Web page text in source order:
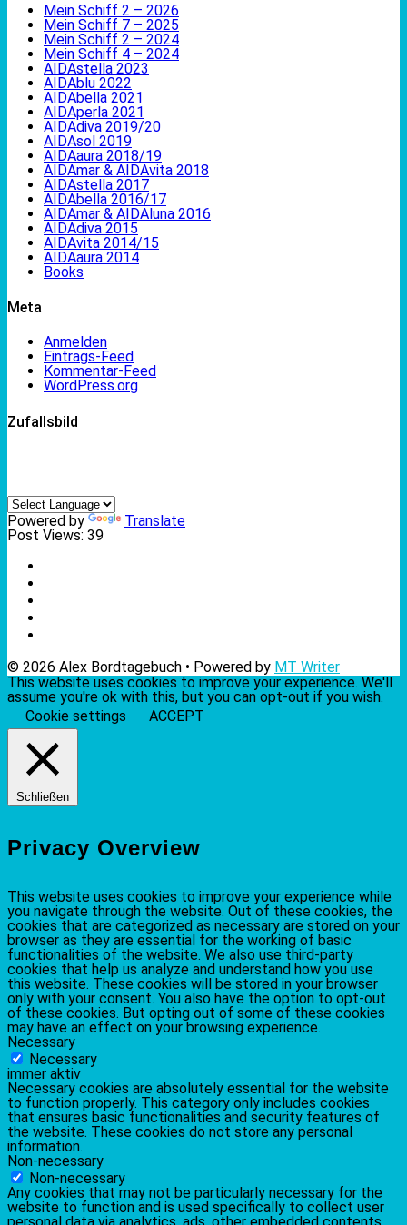
Mein Schiff 2 – 2026
Mein Schiff 7 – 2025
Mein Schiff 2 – 2024
Mein Schiff 4 – 2024
AIDAstella 2023
AIDAblu 2022
AIDAbella 2021
AIDAperla 2021
AIDAdiva 2019/20
AIDAsol 2019
AIDAaura 2018/19
AIDAmar & AIDAvita 2018
AIDAstella 2017
AIDAbella 2016/17
AIDAmar & AIDAluna 2016
AIDAdiva 2015
AIDAvita 2014/15
AIDAaura 2014
Books
Meta
Anmelden
Eintrags-Feed
Kommentar-Feed
WordPress.org
Zufallsbild
Powered by
Translate
Post Views: 39
© 2026 Alex Bordtagebuch • Powered by MT Writer
This website uses cookies to improve your experience. We'll
assume you're ok with this, but you can opt-out if you wish.
Cookie settings
ACCEPT
Schließen
Privacy Overview
This website uses cookies to improve your experience while
you navigate through the website. Out of these cookies, the
cookies that are categorized as necessary are stored on your
browser as they are essential for the working of basic
functionalities of the website. We also use third-party
cookies that help us analyze and understand how you use
this website. These cookies will be stored in your browser
only with your consent. You also have the option to opt-out
of these cookies. But opting out of some of these cookies
may have an effect on your browsing experience.
Necessary
Necessary
immer aktiv
Necessary cookies are absolutely essential for the website
to function properly. This category only includes cookies
that ensures basic functionalities and security features of
the website. These cookies do not store any personal
information.
Non-necessary
Non-necessary
Any cookies that may not be particularly necessary for the
website to function and is used specifically to collect user